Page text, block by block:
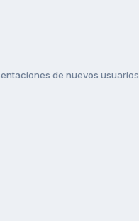
de nuevos usuarios